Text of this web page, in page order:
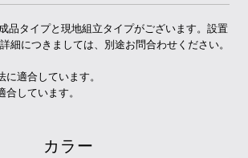
品タイプと現地組立タイプがございます。設置
細につきましては、別途お問合わせください。
に適合しています。
しています。
カラー